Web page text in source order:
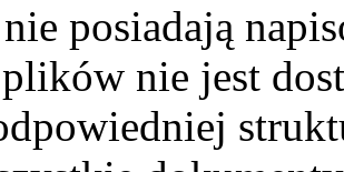
posiadają
plików nie jest